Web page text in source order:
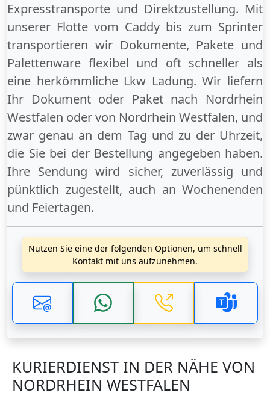
Expresstransporte und Direktzustellung. Mit
unserer Flotte vom Caddy bis zum Sprinter
transportieren wir Dokumente, Pakete und
Palettenware flexibel und oft schneller als
eine herkömmliche Lkw Ladung. Wir liefern
Ihr Dokument oder Paket nach Nordrhein
Westfalen odervon Nordrhein Westfalen, und
zwar genau an dem Tag und zu der Uhrzeit,
die Sie bei der Bestellung angegeben haben.
Ihre Sendung wird sicher, zuverlässig und
pünktlich zugestellt, auch an Wochenenden
und Feiertagen.
Nutzen Sie eine der folgenden Optionen, um schnell
Kontakt mit uns aufzunehmen.
KURIERDIENST IN DER NÄHE VON
NORDRHEIN WESTFALEN